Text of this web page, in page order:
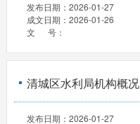
发布日期： 2026-01-27
成文日期： 2026-01-26
文 号：
清城区水利局机构概况
发布日期： 2026-01-27